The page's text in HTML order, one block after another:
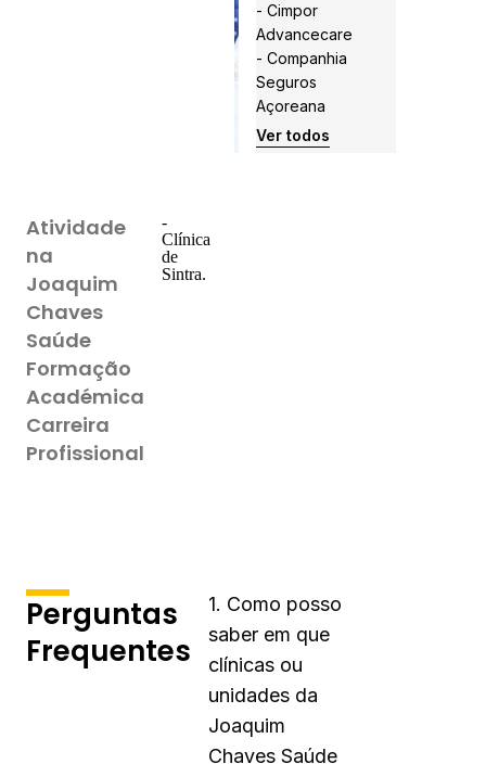
- Cimpor
Advancecare
- Companhia
Seguros
Açoreana
Ver todos
Atividade
na
Joaquim
Chaves
Saúde
Formação
Académica
Carreira
Profissional
-
Clínica
de
Sintra.
Perguntas
Frequentes
1. Como posso
saber em que
clínicas ou
unidades da
Joaquim
Chaves Saúde